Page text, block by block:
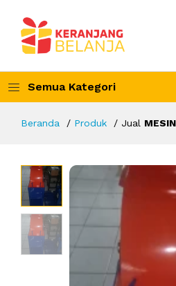
Semua Kategori
Beranda Produk Jual